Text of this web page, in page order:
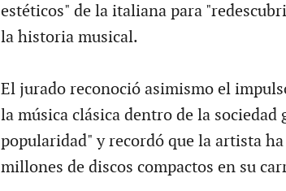
estéticos" de la italiana para
la historia musical.
El jurado reconoció asimismo el
la música clásica dentro de la sociedad
popularidad" y recordó que la artista
millones de discos compactos en su